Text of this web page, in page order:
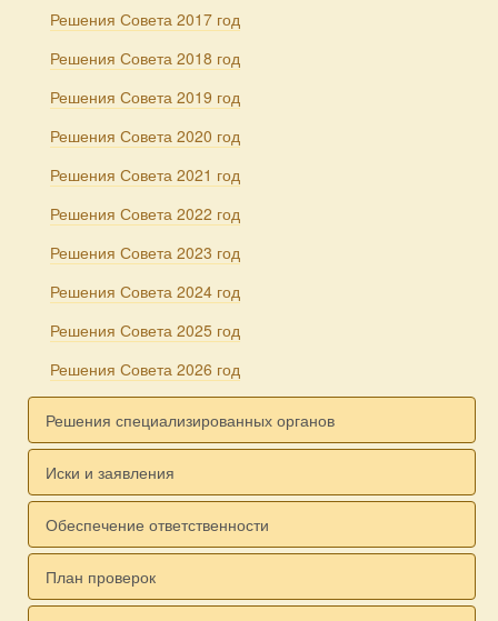
Решения Совета 2017 год
Решения Совета 2018 год
Решения Совета 2019 год
Решения Совета 2020 год
Решения Совета 2021 год
Решения Совета 2022 год
Решения Совета 2023 год
Решения Совета 2024 год
Решения Совета 2025 год
Решения Совета 2026 год
Решения специализированных органов
Иски и заявления
Обеспечение ответственности
План проверок